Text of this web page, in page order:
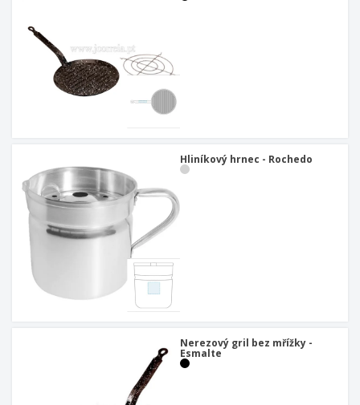
Hliníkový hrnec - Rochedo
Nerezový gril bez mřížky -
Esmalte